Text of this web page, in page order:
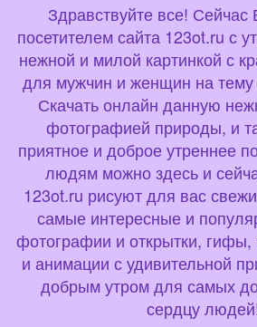
Здравствуйте все! Сейчас
посетителем сайта 123ot.ru с
нежной и милой картинкой с
для мужчин и женщин на
Скачать онлайн данную
фотографией природы, и
приятное и доброе утреннее
людям можно здесь и
123ot.ru рисуют для вас
самые интересные и
фотографии и открытки,
и анимации с удивительной
добрым утром для самых
сердцу